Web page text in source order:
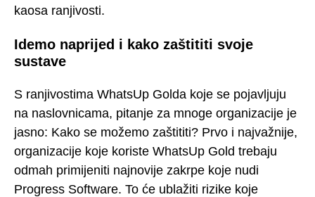
kaosa ranjivosti.
Idemo naprijed i kako zaštititi svoje
sustave
S ranjivostima WhatsUp Golda koje se pojavljuju
na naslovnicama, pitanje za mnoge organizacije je
jasno: Kako se možemo zaštititi? Prvo i najvažnije,
organizacije koje koriste WhatsUp Gold trebaju
odmah primijeniti najnovije zakrpe koje nudi
Progress Software. To će ublažiti rizike koje